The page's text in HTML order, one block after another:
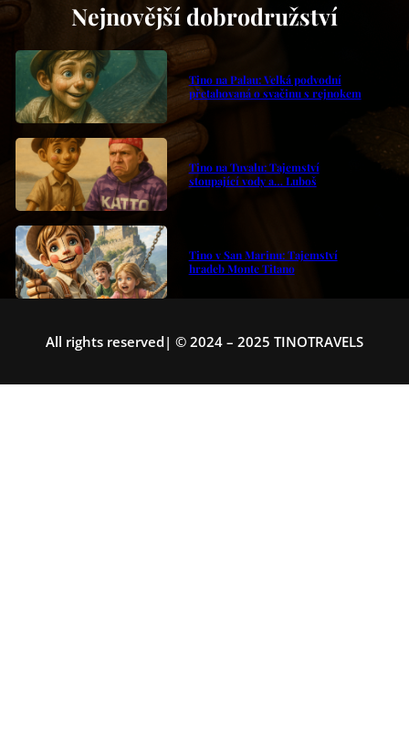
Nejnovější dobrodružství
Tino na Palau: Velká podvodní
přetahovaná o svačinu s rejnokem
Tino na Tuvalu: Tajemství
stoupající vody a… Luboš
Tino v San Marinu: Tajemství
hradeb Monte Titano
All rights reserved| © 2024 – 2025 TINOTRAVELS